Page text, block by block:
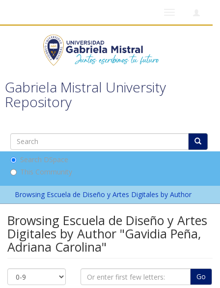
Gabriela Mistral University
Repository
Search DSpace
This Community
Browsing Escuela de Diseño y Artes Digitales by Author
Browsing Escuela de Diseño y Artes
Digitales by Author "Gavidia Peña,
Adriana Carolina"
Go